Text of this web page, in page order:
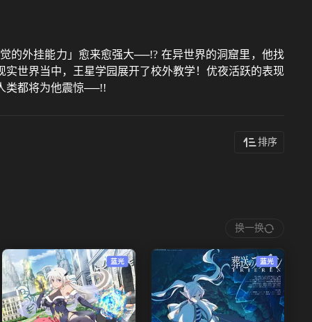
的外挂能力」愈来愈强大──!? 在异世界的洞窟里，他找
世界当中，王星学园展开了校外教学！优夜活跃的表现
类都将为他震惊──!!
排序
换一换
蓝光 蓝光